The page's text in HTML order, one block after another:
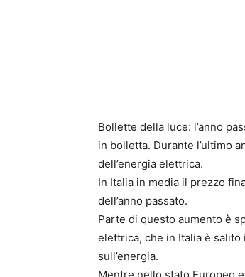
Bollette della luce: l’anno
in bolletta. Durante l’ultimo
dell’energia elettrica.
In Italia in media il prezzo
dell’anno passato.
Parte di questo aumento è
elettrica, che in Italia è salito
sull’energia.